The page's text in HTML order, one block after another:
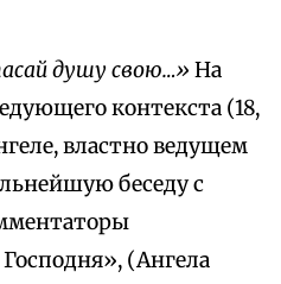
душу свою…» На
контекста (18,
властно ведущем
беседу с
(Ангела